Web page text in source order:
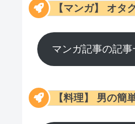
【マンガ】 オタ
マンガ記事の記
【料理】 男の簡